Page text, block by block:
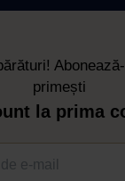
primești
la prima